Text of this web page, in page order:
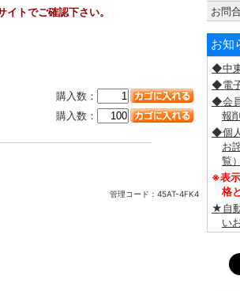
トでご確認下さい。
購入数：
購入数：
管理コード： 45AT-4FK4
お問
お知
◆中
◆電
◆会
報
◆個
お
覧）
※表
格
★自
い